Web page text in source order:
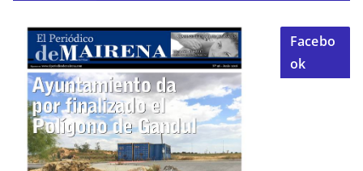
Facebo
ok